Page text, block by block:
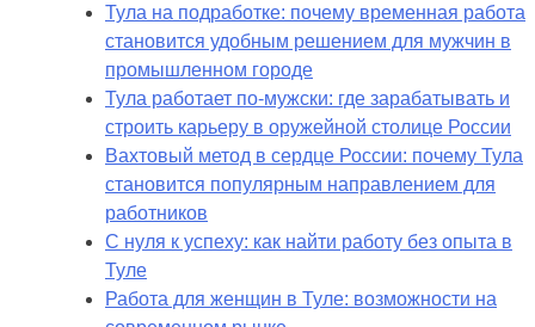
Тула на подработке: почему временная работа
становится удобным решением для мужчин в
промышленном городе
Тула работает по-мужски: где зарабатывать и
строить карьеру в оружейной столице России
Вахтовый метод в сердце России: почему Тула
становится популярным направлением для
работников
С нуля к успеху: как найти работу без опыта в
Туле
Работа для женщин в Туле: возможности на